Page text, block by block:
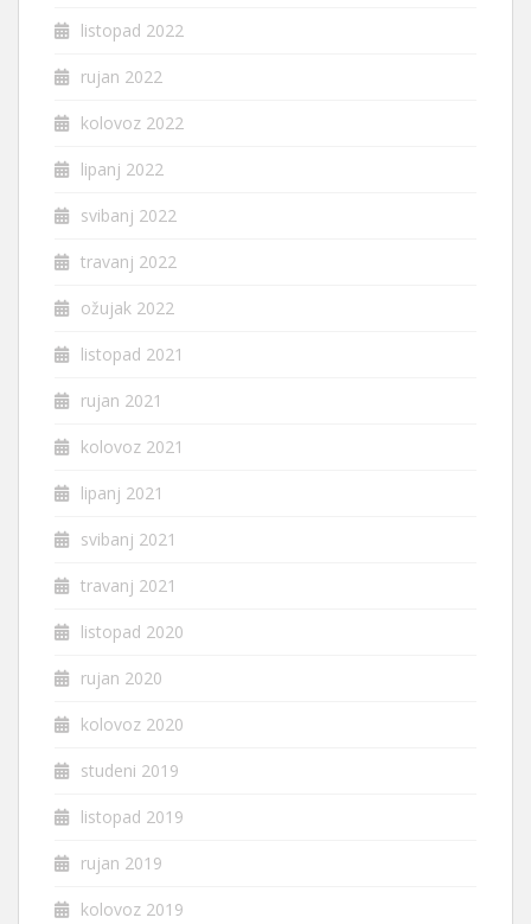
listopad 2022
rujan 2022
kolovoz 2022
lipanj 2022
svibanj 2022
travanj 2022
ožujak 2022
listopad 2021
rujan 2021
kolovoz 2021
lipanj 2021
svibanj 2021
travanj 2021
listopad 2020
rujan 2020
kolovoz 2020
studeni 2019
listopad 2019
rujan 2019
kolovoz 2019